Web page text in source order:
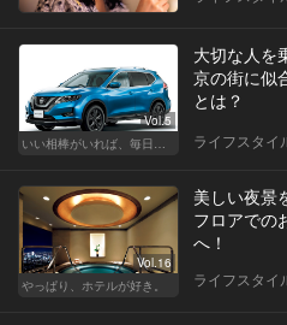
Vol.5
いい相棒がいれば、毎日が楽しい。クルマがあるとできること
大切な人を
京の街に似
とは？
ライフスタイ
Vol.16
やっぱり、ホテルが好き。
美しい夜景
フロアでの
へ！
ライフスタイ